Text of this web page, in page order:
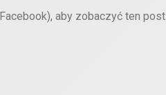
aby zobaczyć ten post.